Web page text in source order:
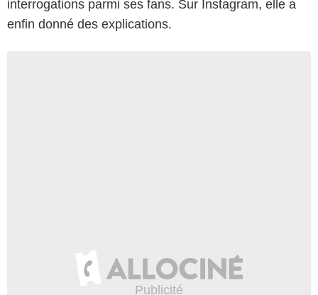
interrogations parmi ses fans. Sur Instagram, elle a
enfin donné des explications.